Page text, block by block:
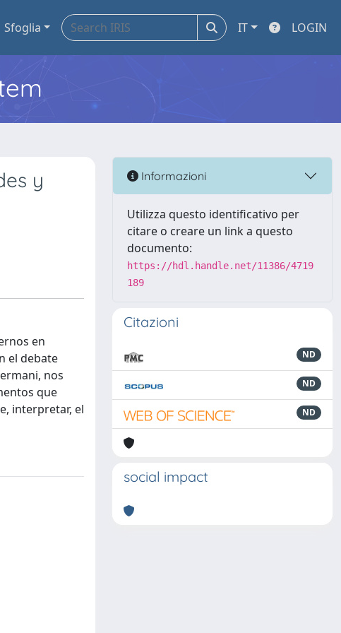
Sfoglia IT LOGIN
y
en
el debate
nos
que
interpretar, el
Informazioni
Utilizza questo identificativo per
citare o creare un link a questo
documento:
https://hdl.handle.net/11386/4719
189
Citazioni
ND
ND
ND
social impact